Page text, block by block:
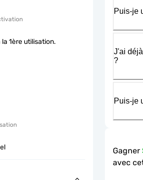
1ère utilisation.
Puis-je
J'ai
?
Puis-je
Gagner
avec